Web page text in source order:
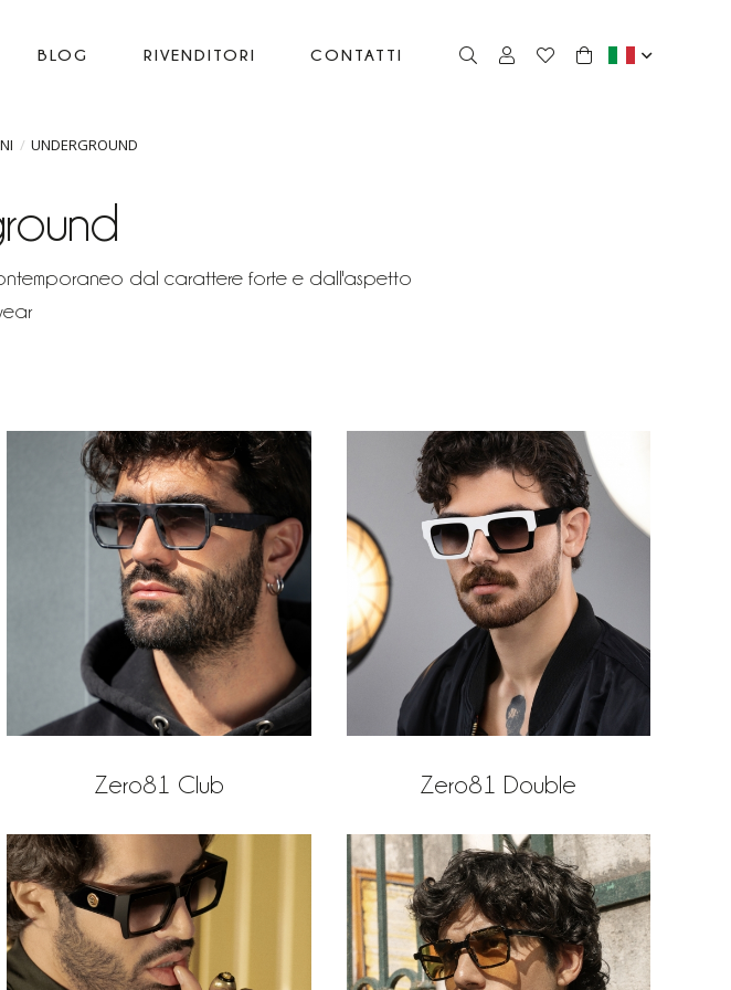
BLOG RIVENDITORI CONTATTI
UNDERGROUND
dal carattere forte e dall'aspetto
Zero81 Club Zero81 Double